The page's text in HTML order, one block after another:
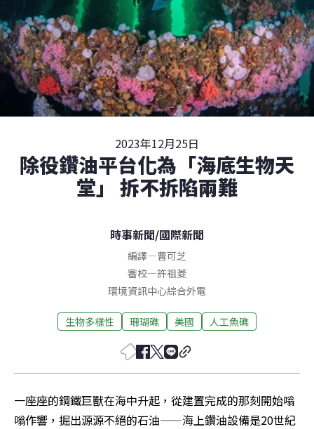
2023年12月25日
除役鑽油平台化為「海底生物天
堂」 拆不拆陷兩難
時事新聞/國際新聞
編譯—曹可芝
審校—許祖菱
環境資訊中心綜合外電
生物多樣性 珊瑚礁 美國 人工魚礁
一座座的鋼鐵巨獸在海中升起，從建置完成的那刻開始嗡
嗡作響，掘出源源不絕的石油——海上鑽油設備是20世紀